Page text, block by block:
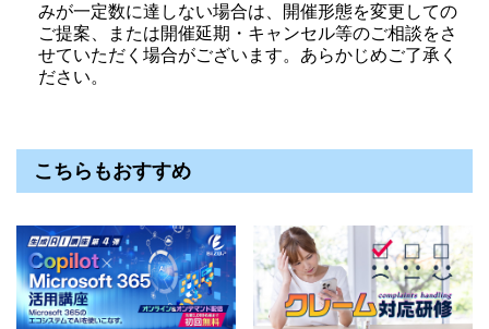
みが一定数に達しない場合は、開催形態を変更しての
ご提案、または開催延期・キャンセル等のご相談をさ
せていただく場合がございます。あらかじめご了承く
ださい。
こちらもおすすめ